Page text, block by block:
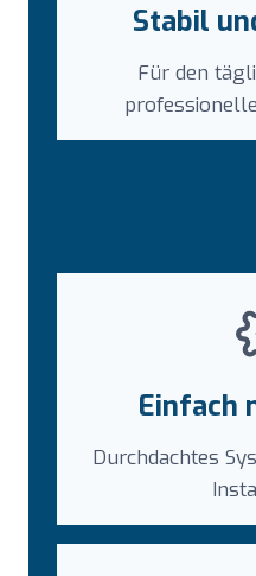
Stabil
Für den
Einfach
Durchdachtes